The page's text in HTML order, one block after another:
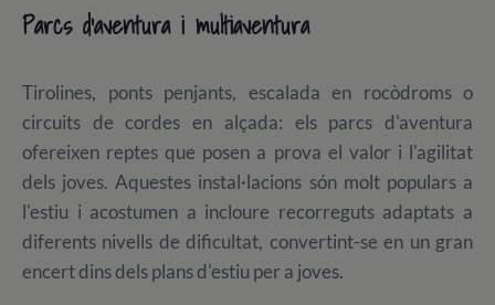
Parcs d'aventura i multiaventura
Tirolines, ponts penjants, escalada en rocòdroms o
circuits de cordes en alçada: els parcs d'aventura
ofereixen reptes que posen a prova el valor i l'agilitat
dels joves. Aquestes instal·lacions són molt populars a
l'estiu i acostumen a incloure recorreguts adaptats a
diferents nivells de dificultat, convertint-se en un gran
encert dins dels plans d'estiu per a joves.